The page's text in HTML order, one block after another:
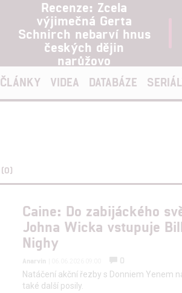
Recenze: Zcela
výjimečná Gerta
Schnirch nebarví hnus
českých dějin
narůžovo
ČLÁNKY VIDEA DATABÁZE
(0)
Caine: Do zabijáckého
Johna Wicka vstupuje
Nighy
Anarvin
0
Natáčení akční řezby s Donniem Yenem
také další posily.